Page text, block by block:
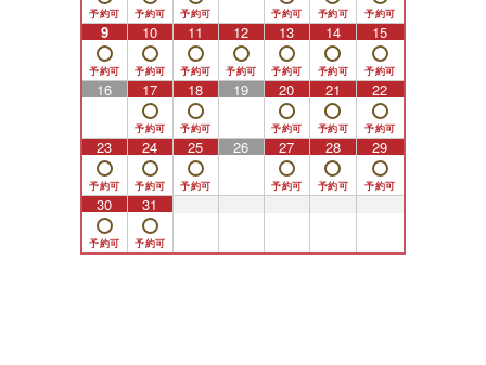
9 10 11 12 13 14 15
16 17 18 19 20 21 22
23 24 25 26 27 28 29
30 31